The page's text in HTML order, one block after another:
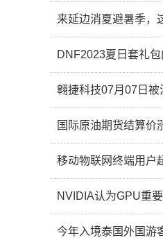
来延边消夏避暑季，
DNF2023夏日套礼包
翱捷科技07月07日
国际原油期货结算价
移动物联网终端用户
NVIDIA认为GPU重
今年入境泰国外国游